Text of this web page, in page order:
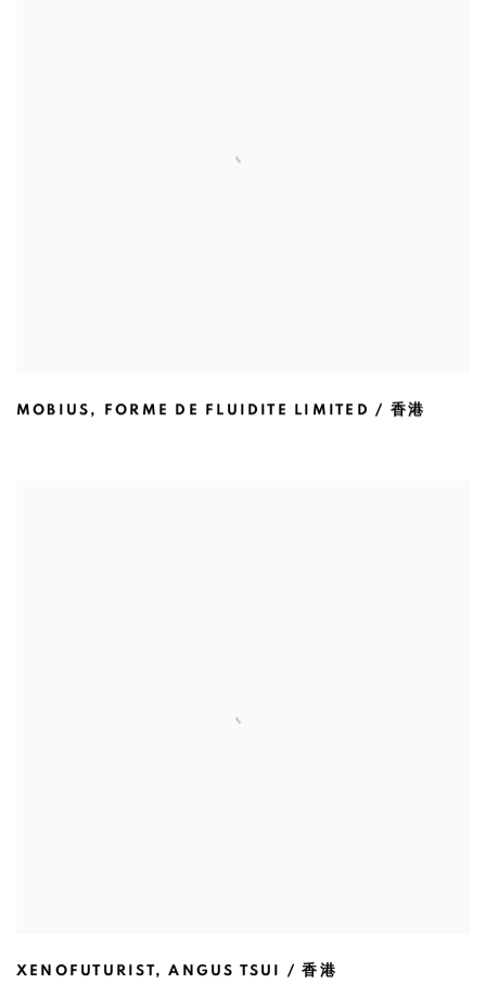
MOBIUS , FORME DE FLUIDITE LIMITED / 香港
XENOFUTURIST,ANGUS TSUI / 香港